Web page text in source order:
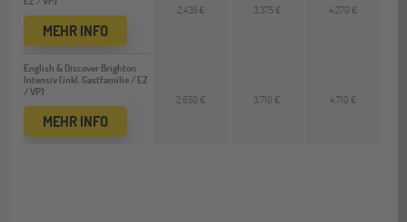
MEHR INFO
English & Discover Brighton
Intensiv (inkl. Gastfamilie / EZ
/ VP)
MEHR INFO
2.435 € 3.375 € 4.270 €
2.650 € 3.710 € 4.710 €